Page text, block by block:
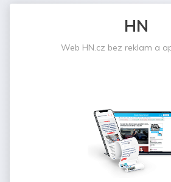
HN
Web HN.cz bez reklam a